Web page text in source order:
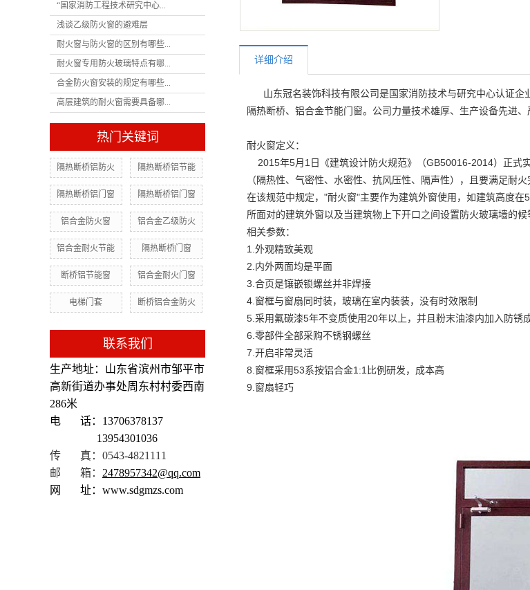
“国家消防工程技术研究中心...
浅谈乙级防火窗的避难层
耐火窗与防火窗的区别有哪些...
耐火窗专用防火玻璃特点有哪...
合金防火窗安装的规定有哪些...
高层建筑的耐火窗需要具备哪...
热门关键词
隔热断桥铝防火 隔热断桥铝节能
隔热断桥铝门窗 隔热断桥铝门窗
铝合金防火窗 铝合金乙级防火
铝合金耐火节能 隔热断桥门窗
断桥铝节能窗 铝合金耐火门窗
电梯门套 断桥铝合金防火
联系我们
生产地址：山东省滨州市邹平市
高新街道办事处周东村村委西南
286米
电 话：13706378137
13954301036
传 真：0543-4821111
邮 箱： 2478957342@qq.com
网 址：www.sdgmzs.com
详细介绍
山东冠名装饰科技有限公司是国家消防技术与研究中心认证
隔热断桥、铝合金节能门窗。公司力量技术雄厚、生产设备先进
耐火窗定义：
2015年5月1日《建筑设计防火规范》（GB50016-2014）正式
（隔热性、气密性、水密性、抗风压性、隔声性），且要满足耐
在该规范中规定，"耐火窗"主要作为建筑外窗使用，如建筑高度
所面对的建筑外窗以及当建筑物上下开口之间设置防火玻璃墙的候
相关参数：
1.外观精致美观
2.内外两面均是平面
3.合页是镶嵌锁螺丝并非焊接
4.窗框与窗扇同时装，玻璃在室内装装，没有时效限制
5.采用氟碳漆5年不变质使用20年以上，并且粉末油漆内加入防锈
6.零部件全部采购不锈钢螺丝
7.开启非常灵活
8.窗框采用53系按铝合金1:1比例研发，成本高
9.窗扇轻巧